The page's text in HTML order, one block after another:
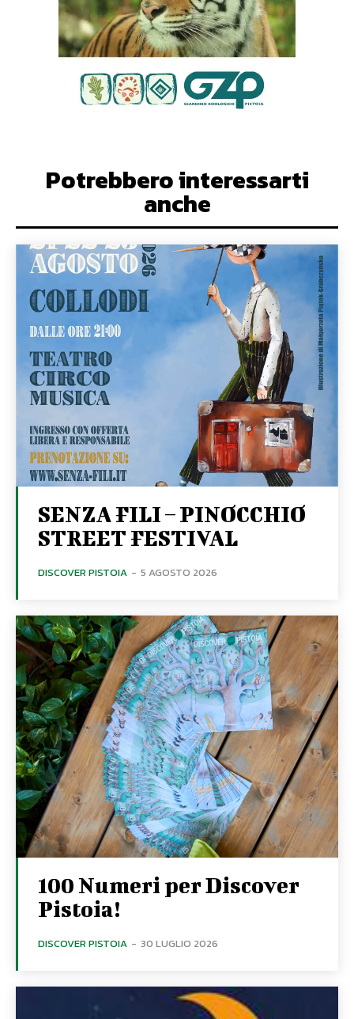
Potrebbero interessarti
anche
SENZA FILI – PINOCCHIO
STREET FESTIVAL
DISCOVER PISTOIA - 5 AGOSTO 2026
100 Numeri per Discover
Pistoia!
DISCOVER PISTOIA - 30 LUGLIO 2026